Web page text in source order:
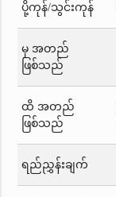
ပို့ကုန်/သွင်းကုန်
မှ အတည်
ဖြစ်သည်
ထိ အတည်
ဖြစ်သည်
ရည်ညွှန်းချက်